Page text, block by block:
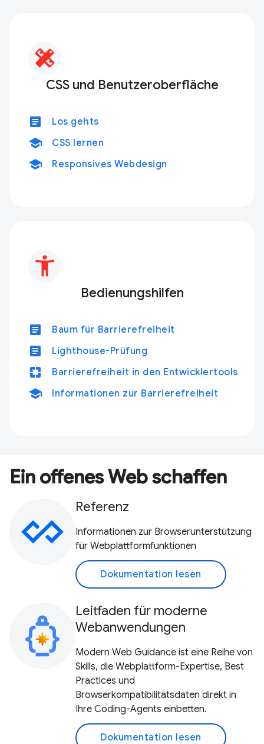
CSS und Benutzeroberfläche
article Los gehts
school CSS lernen
school Responsives Webdesign
Bedienungshilfen
article Baum für Barrierefreiheit
article Lighthouse-Prüfung
pages Barrierefreiheit in den Entwicklertools
school Informationen zur Barrierefreiheit
Ein offenes Web schaffen
Referenz
Informationen zur Browserunterstützung
für Webplattformfunktionen
Dokumentation lesen
Leitfaden für moderne
Webanwendungen
Modern Web Guidance ist eine Reihe von
Skills, die Webplattform-Expertise, Best
Practices und
Browserkompatibilitätsdaten direkt in
Ihre Coding-Agents einbetten.
Dokumentation lesen